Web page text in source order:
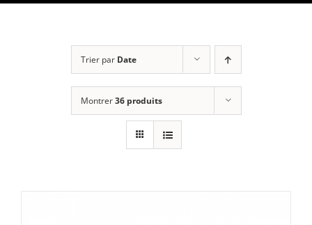
Trier par Date
Montrer36 produits